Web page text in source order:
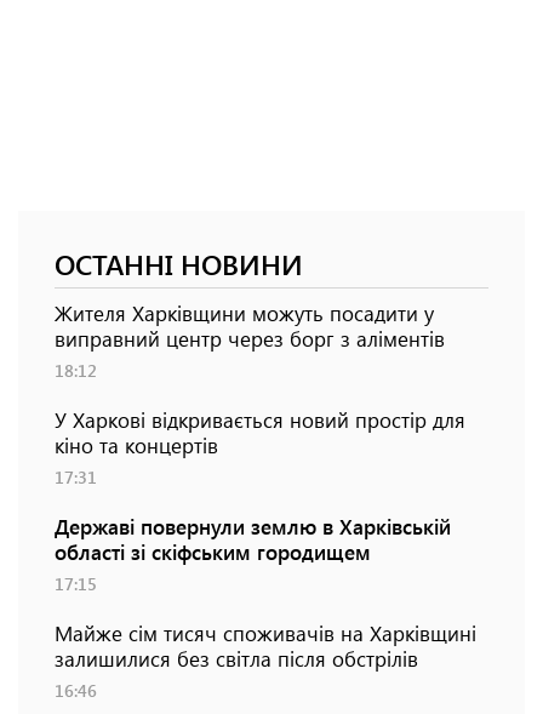
ОСТАННІ НОВИНИ
Жителя Харківщини можуть посадити у
виправний центр через борг з аліментів
18:12
У Харкові відкривається новий простір для
кіно та концертів
17:31
Державі повернули землю в Харківській
області зі скіфським городищем
17:15
Майже сім тисяч споживачів на Харківщині
залишилися без світла після обстрілів
16:46